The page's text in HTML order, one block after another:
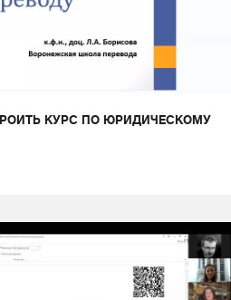
КУРС ПО ЮРИДИЧЕСКОМУ